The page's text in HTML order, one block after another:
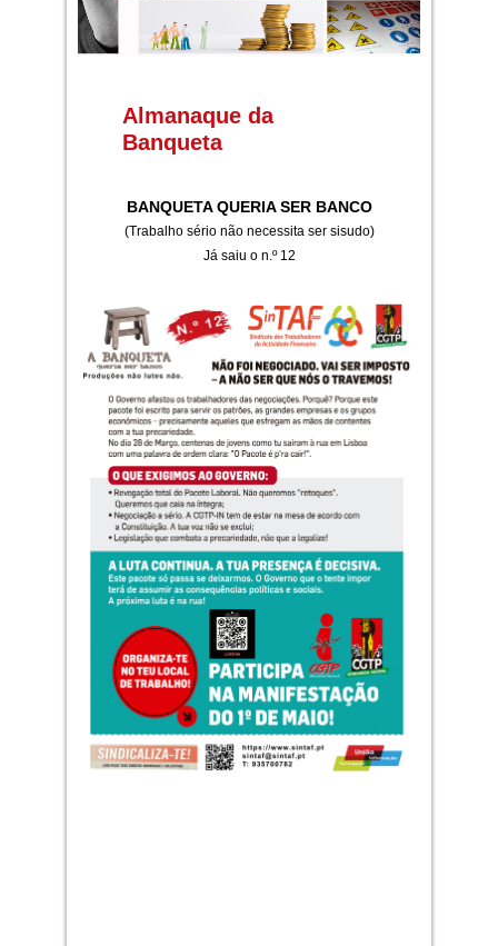
Almanaque da
Banqueta
BANQUETA QUERIA SER BANCO
(Trabalho sério não necessita ser sisudo)
Já saiu o n.º 12